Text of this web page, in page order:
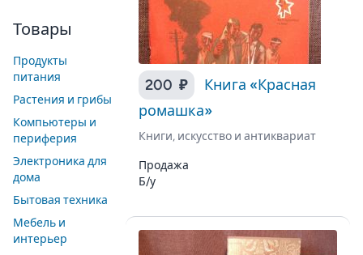
Товары
Продукты
питания
Растения и грибы
Компьютеры и
периферия
Электроника для
дома
Бытовая техника
Мебель и
интерьер
200 ₽
Книга «Красная
ромашка»
Книги, искусство и антиквариат
Продажа
Б/у